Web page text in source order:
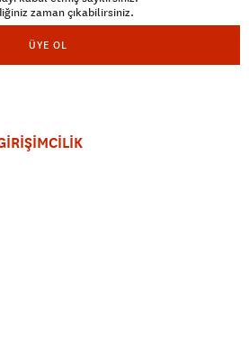
zaman çıkabilirsiniz.
ÜYE OL